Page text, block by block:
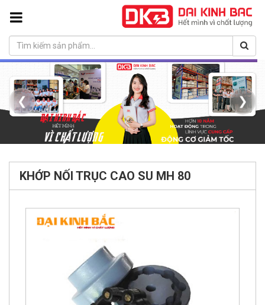
❮ ❯
KHỚP NỐI TRỤC CAO SU MH 80